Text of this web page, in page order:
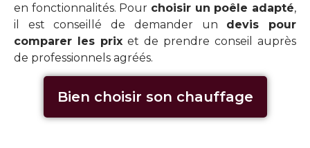
en fonctionnalités. Pour choisir un poêle adapté,
il est conseillé de demander un devis pour
comparer les prix et de prendre conseil auprès
de professionnels agréés.
Bien choisir son chauffage